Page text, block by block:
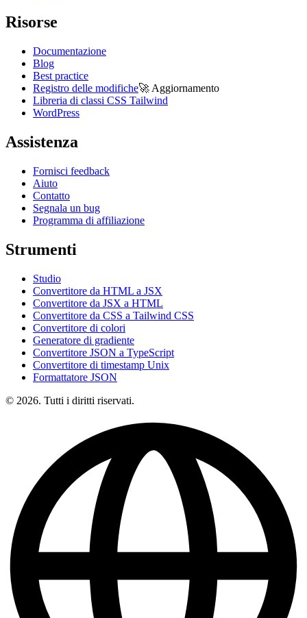
Risorse
Documentazione
Blog
Best practice
Registro delle modifiche🚀 Aggiornamento
Libreria di classi CSS Tailwind
WordPress
Assistenza
Fornisci feedback
Aiuto
Contatto
Segnala un bug
Programma di affiliazione
Strumenti
Studio
Convertitore da HTML a JSX
Convertitore da JSX a HTML
Convertitore da CSS a Tailwind CSS
Convertitore di colori
Generatore di gradiente
Convertitore JSON a TypeScript
Convertitore di timestamp Unix
Formattatore JSON
© 2026. Tutti i diritti riservati.